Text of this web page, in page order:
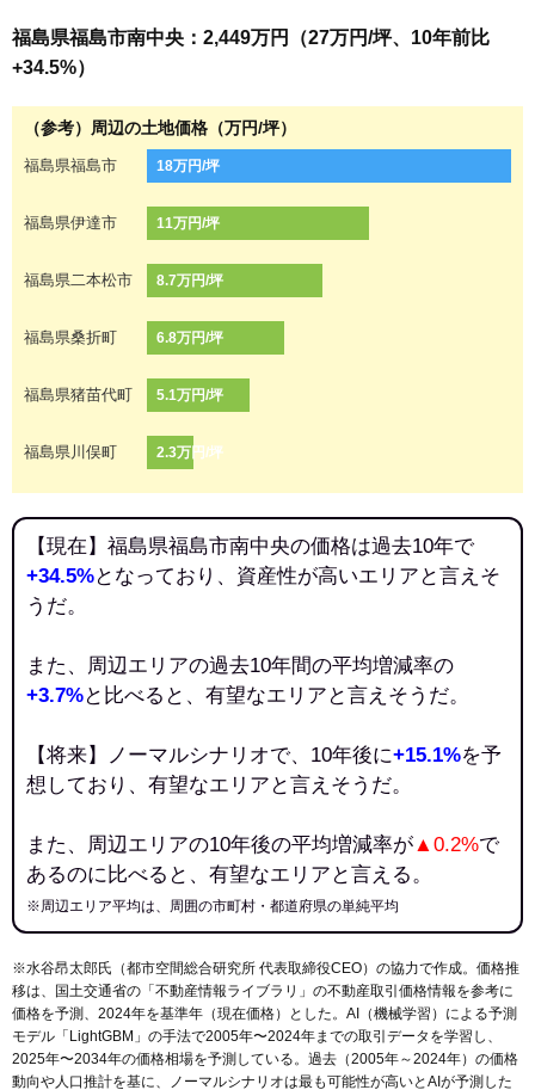
福島県福島市南中央：2,449万円（27万円/坪、10年前比
+34.5%）
（参考）周辺の土地価格（万円/坪）
福島県福島市 18万円/坪
福島県伊達市 11万円/坪
福島県二本松市 8.7万円/坪
福島県桑折町 6.8万円/坪
福島県猪苗代町 5.1万円/坪
福島県川俣町 2.3万円/坪
【現在】福島県福島市南中央の価格は過去10年で
+34.5%となっており、資産性が高いエリアと言えそ
うだ。
また、周辺エリアの過去10年間の平均増減率の
+3.7%と比べると、有望なエリアと言えそうだ。
【将来】ノーマルシナリオで、10年後に+15.1%を予
想しており、有望なエリアと言えそうだ。
また、周辺エリアの10年後の平均増減率が▲0.2%で
あるのに比べると、有望なエリアと言える。
※周辺エリア平均は、周囲の市町村・都道府県の単純平均
※水谷昂太郎氏（都市空間総合研究所 代表取締役CEO）の協力で作成。価格推
移は、国土交通省の「 不動産情報ライブラリ 」の不動産取引価格情報を参考に
価格を予測、2024年を基準年（現在価格）とした。AI（機械学習）による予測
モデル「LightGBM」の手法で2005年〜2024年までの取引データを学習し、
2025年〜2034年の価格相場を予測している。過去（2005年～2024年）の価格
動向や人口推計を基に、ノーマルシナリオは最も可能性が高いとAIが予測した